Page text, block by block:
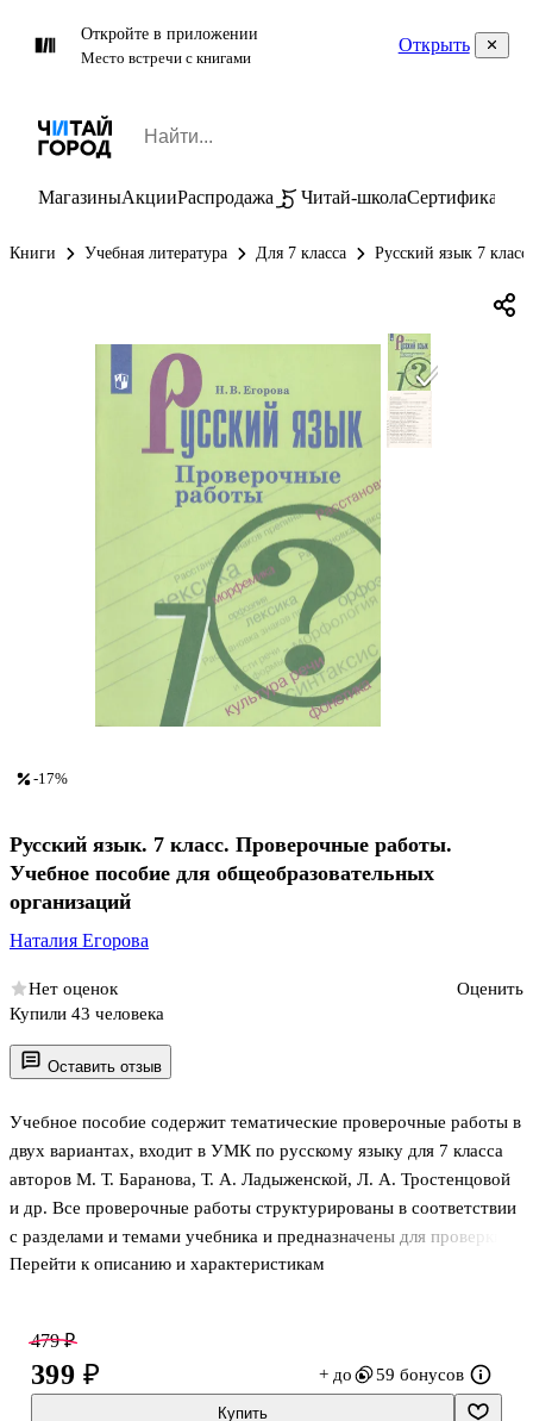
Откройте в приложении
Место встречи с книгами
Открыть
МагазиныАкцииРаспродажа Читай-школаСертификаты
Книги Учебная литература Для 7 класса Русский язык 7 класс
Оставить отзыв
Учебное пособие содержит тематические проверочные работы в
двух вариантах, входит в УМК по русскому языку для 7 класса
авторов М. Т. Баранова, Т. А. Ладыженской, Л. А. Тростенцовой
и др. Все проверочные работы структурированы в соответствии
с разделами и темами учебника и предназначены для проверки
знаний учащихся по русскому языку в 7 классе. Пособие
проверки/самопроверки достижений требований
образовательного стандарта по русскому языку к уровню
подготовки учащихся основной школы.
Перейти к описанию и характеристикам
-17%
Русский язык. 7 класс. Проверочные работы.
Учебное пособие для общеобразовательных
организаций
Наталия Егорова
Нет оценок
Оценить
Купили 43 человека
479 ₽
399 ₽ + до 59 бонусов
Купить